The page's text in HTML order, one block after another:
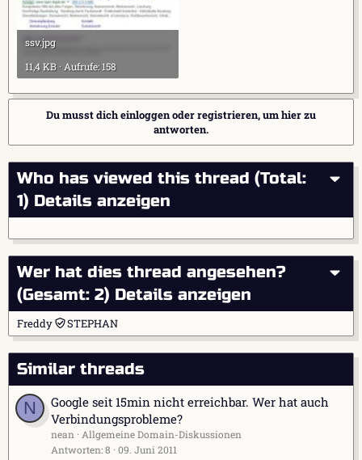
ssv.jpg
11,4 KB · Aufrufe: 158
Du musst dich einloggen oder registrieren, um hier zu
antworten.
Who has viewed this thread (Total:
1) Details anzeigen
Wer hat dies thread angesehen?
(Gesamt: 2) Details anzeigen
Freddy STEPHAN
Similar threads
N
Google seit 15min nicht erreichbar. Wer hat auch
Verbindungsprobleme?
nean
Allgemeine Domain-Diskussionen
Antworten 8 09. Juni 2011